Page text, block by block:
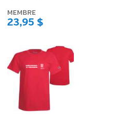
MEMBRE
23,95 $